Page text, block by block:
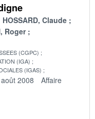
HOSSARD, Claude
Roger
(CGPC)
(IGA)
(IGAS)
2008
Affaire